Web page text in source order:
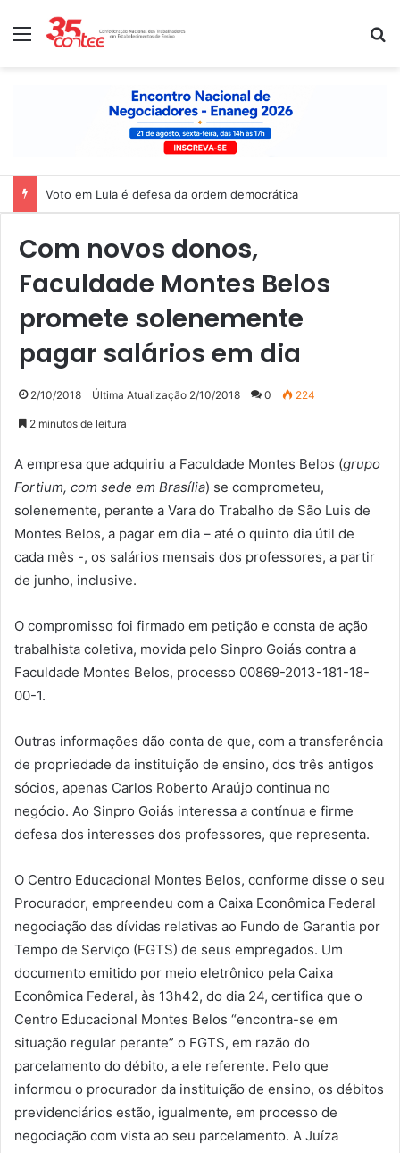
Menu
Voto em Lula é defesa da ordem democrática
Com novos donos,
Faculdade Montes Belos
promete solenemente
pagar salários em dia
2/10/2018 Última Atualização 2/10/2018 0 224
2 minutos de leitura
A empresa que adquiriu a Faculdade Montes Belos (grupo
Fortium, com sede em Brasília) se comprometeu,
solenemente, perante a Vara do Trabalho de São Luis de
Montes Belos, a pagar em dia – até o quinto dia útil de
cada mês -, os salários mensais dos professores, a partir
de junho, inclusive.
O compromisso foi firmado em petição e consta de ação
trabalhista coletiva, movida pelo Sinpro Goiás contra a
Faculdade Montes Belos, processo 00869-2013-181-18-
00-1.
Outras informações dão conta de que, com a transferência
de propriedade da instituição de ensino, dos três antigos
sócios, apenas Carlos Roberto Araújo continua no
negócio. Ao Sinpro Goiás interessa a contínua e firme
defesa dos interesses dos professores, que representa.
O Centro Educacional Montes Belos, conforme disse o seu
Procurador, empreendeu com a Caixa Econômica Federal
negociação das dívidas relativas ao Fundo de Garantia por
Tempo de Serviço (FGTS) de seus empregados. Um
documento emitido por meio eletrônico pela Caixa
Econômica Federal, às 13h42, do dia 24, certifica que o
Centro Educacional Montes Belos “encontra-se em
situação regular perante” o FGTS, em razão do
parcelamento do débito, a ele referente. Pelo que
informou o procurador da instituição de ensino, os débitos
previdenciários estão, igualmente, em processo de
negociação com vista ao seu parcelamento. A Juíza